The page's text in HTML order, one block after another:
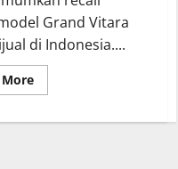
Grand Vitara
di Indonesia....
MoreRead
more
Lakukan